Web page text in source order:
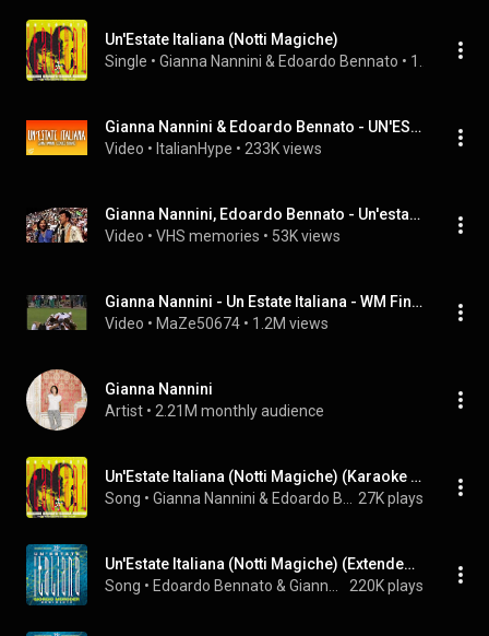
Un'Estate Italiana (Notti Magiche)
Single • Gianna Nannini & Edoardo Bennato •
Gianna Nannini & Edoardo Bennato - UN'ESTATE ITALIANA
Video • ItalianHype • 233K views
Gianna Nannini, Edoardo Bennato - Un'estate italiana. Live cerimonia di apertura Italia '90 (1990)
Video • VHS memories • 53K views
Gianna Nannini - Un Estate Italiana - WM Finale 1990 Italien
Video • MaZe50674 • 1.2M views
Gianna Nannini
Artist • 2.21M monthly audience
Un'Estate Italiana (Notti Magiche) (Karaoke Version)
Song • 27K plays
Un'Estate Italiana (Notti Magiche) (Extended Version / Giorgio Moroder Remix 2014)
Song • 220K plays